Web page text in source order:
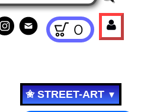
0
✬ STREET-ART▼